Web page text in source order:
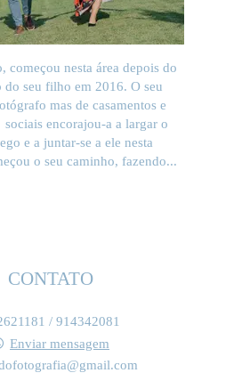
começou nesta área depois do
do seu filho em 2016. O seu
mas de casamentos e
encorajou-a a largar o
e a juntar-se a ele nesta
o seu caminho, fazendo...
CONTATO
/ 914342081
Enviar mensagem